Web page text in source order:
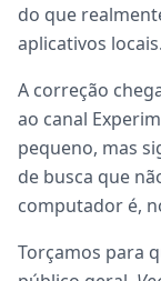
do que
aplicativos locais.
A correção
ao canal
pequeno, mas
de busca que
computador é,
Torçamos para